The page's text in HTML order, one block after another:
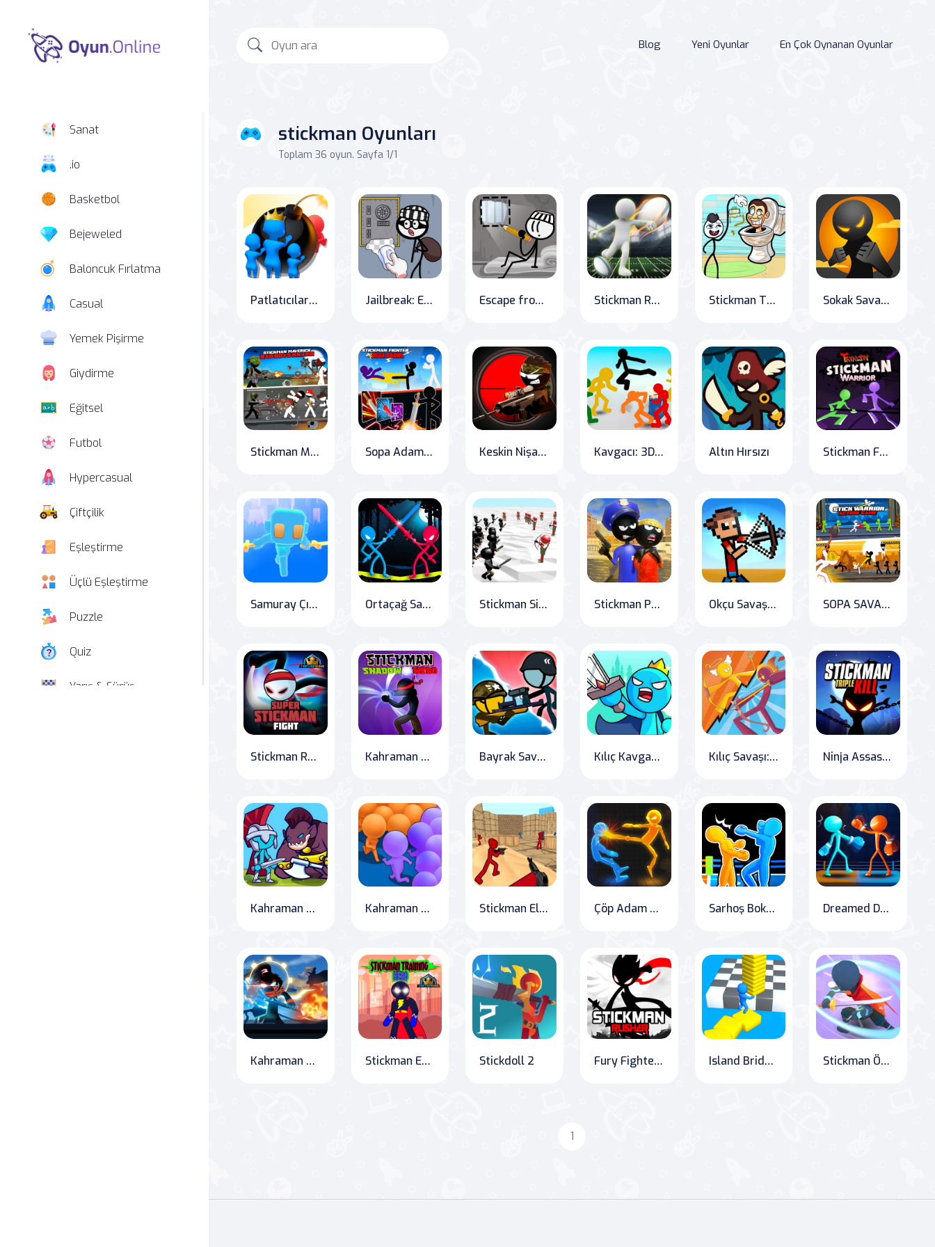
Sanat
.io
Basketbol
Bejeweled
Baloncuk Fırlatma
Casual
Yemek Pişirme
Giydirme
Eğitsel
Futbol
Hypercasual
Çiftçilik
Eşleştirme
Üçlü Eşleştirme
Puzzle
Quiz
Yarış & Sürüş
Blog Yeni Oyunlar En Çok Oynanan Oyunlar
stickman Oyunları
Toplam 36 oyun. Sayfa 1/1
Patlatıcılar: Beyefendiler için Patlatıcılar Aranıyor! Jailbreak: Erase to Escape Escape from DOP Prison: A Stickman's Journey Stickman Ragbi Koşu ve Vuruş Stickman Thief: Master of Mischief Sokak Savaşçıları: Cyber Şehri
Stickman Maverick: The Ultimate Bad Boys Massacre Sopa Adam Savaşçı: Mega Çatışma Keskin Nişancı: Çizgi Adam Operasyonları Kavgacı: 3D Street Fighting with Stickmen Altın Hırsızı Stickman Fury: Deadly Combat
Samuray Çılgınlığı: Parkur Savaşı Ortaçağ Savaşları: Stick Duel Stickman Siege: Ultimate Battle Stickman Police: City Showdown Okçu Savaşları SOPA SAVAŞÇI Aksiyon Oyunu
Stickman Rampage: Unleash the Fury Kahraman Stick Adam: Gölge Savaşçısı Bayrak Savaşı Kılıç Kavgası Online Kılıç Savaşı: Stickdoll Arenası Ninja Assassin: Stickman Triple Kill
Kahraman Kule Savaşları Kahraman Sayım: Ezici Boss Savaşı Stickman Elite Shooter: Counter Terror Combat Çöp Adam Dövüşü 3D Sarhoş Boks 2 Dreamed Drunken Punch
Kahraman Stickman Savaşı - Süper Aksiyon Kahramanları Stickman Egzersiz Kahramanı Stickdoll 2 Fury Fighter: Stickman Rush Island Bridge Builders Stickman Öldüren
1